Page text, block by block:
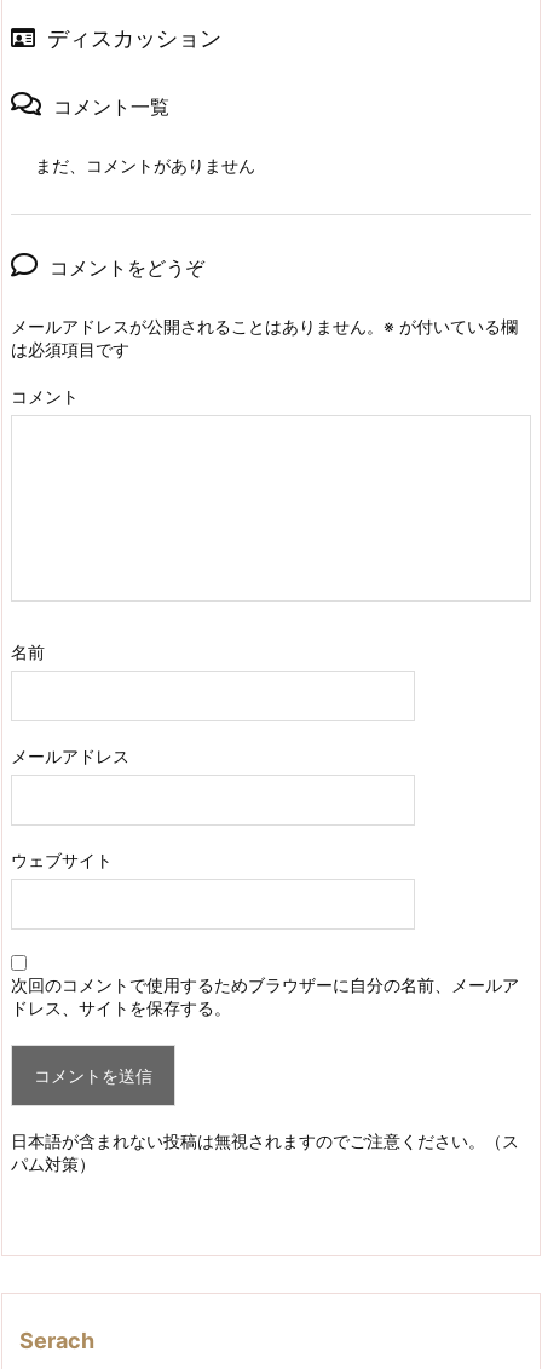
ディスカッション
コメント一覧
まだ、コメントがありません
コメントをどうぞ
メールアドレスが公開されることはありません。 ※ が付いている欄
は必須項目です
コメント
名前
メールアドレス
ウェブサイト
次回のコメントで使用するためブラウザーに自分の名前、メールア
ドレス、サイトを保存する。
日本語が含まれない投稿は無視されますのでご注意ください。（ス
パム対策）
Serach